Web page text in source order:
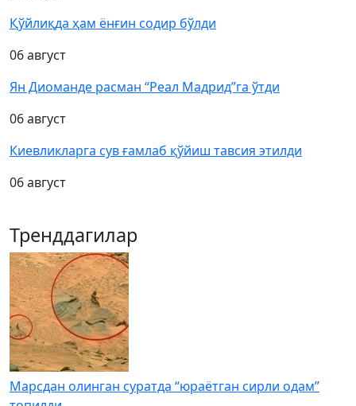
Қўйлиқда ҳам ёнғин содир бўлди
06 август
Ян Диоманде расман “Реал Мадрид”га ўтди
06 август
Киевликларга сув ғамлаб қўйиш тавсия этилди
06 август
Тренддагилар
Марсдан олинган суратда “юраётган сирли одам”